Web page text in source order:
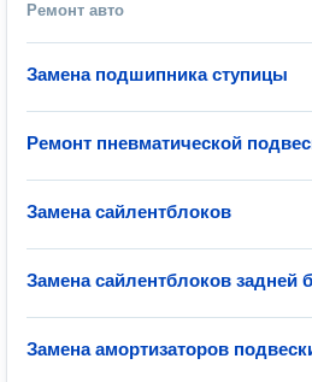
Ремонт авто
Замена подшипника ступицы
Ремонт пневматической
Замена сайлентблоков
Замена сайлентблоков задней
Замена амортизаторов